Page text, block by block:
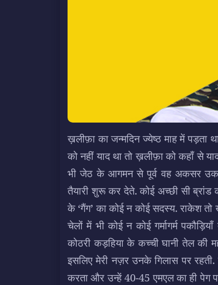
ख़लीफ़ा का जन्मदिन ज्येष्ठ माह में पड़ता
को नहीं याद था तो ख़लीफ़ा को कहाँ से
भी जेठ के आगमन से पूर्व वह अकसर
तैयारी शुरू कर देते. कोई अच्छी सी ब्रांड
के ‘गैंग’ का कोई न कोई सदस्य. राकेश तो
चेलों में भी कोई न कोई गर्मागर्म
कोठरी कड़हिया के कच्ची घानी तेल की
इसलिए मेरी नज़र उनके गिलास पर रहती.
करता और उन्हें 40-45 एमएल का ही पेग